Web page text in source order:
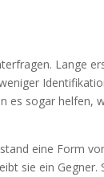
Lange
es sogar helfen,
eine Form
sie ein Gegner.